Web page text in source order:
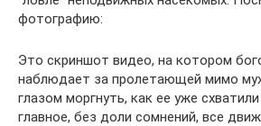
фотографию:
Это скриншот видео, на котором
наблюдает за пролетающей мимо
глазом моргнуть, как ее уже
главное, без доли сомнений, все